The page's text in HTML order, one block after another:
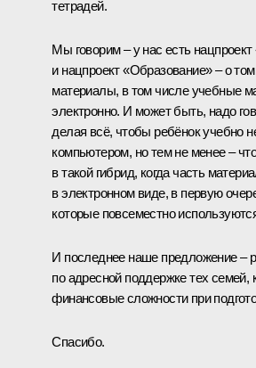
тетрадей.
Мы говорим – у нас есть
и нацпроект «Образование» – о
материалы, в том числе учебные
электронно. И может быть, надо
делая всё, чтобы ребёнок учебно
компьютером, но тем не менее –
в такой гибрид, когда часть
в электронном виде, в первую
которые повсеместно
И последнее наше предложение –
по адресной поддержке тех
финансовые сложности при
Спасибо.